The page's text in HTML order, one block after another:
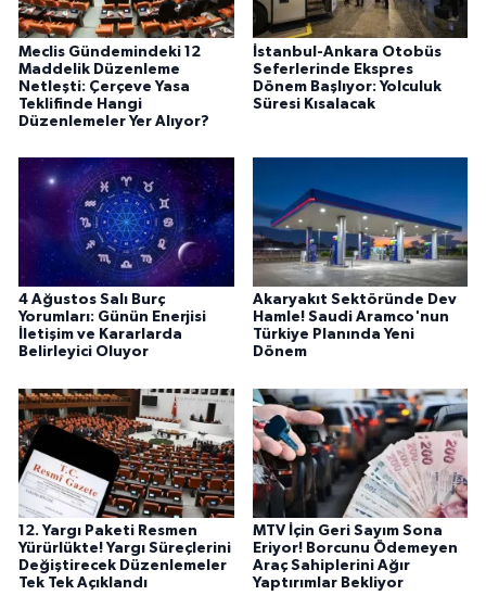
Meclis Gündemindeki 12
Maddelik Düzenleme
Netleşti: Çerçeve Yasa
Teklifinde Hangi
Düzenlemeler Yer Alıyor?
İstanbul-Ankara Otobüs
Seferlerinde Ekspres
Dönem Başlıyor: Yolculuk
Süresi Kısalacak
4 Ağustos Salı Burç
Yorumları: Günün Enerjisi
İletişim ve Kararlarda
Belirleyici Oluyor
Akaryakıt Sektöründe Dev
Hamle! Saudi Aramco'nun
Türkiye Planında Yeni
Dönem
12. Yargı Paketi Resmen
Yürürlükte! Yargı Süreçlerini
Değiştirecek Düzenlemeler
Tek Tek Açıklandı
MTV İçin Geri Sayım Sona
Eriyor! Borcunu Ödemeyen
Araç Sahiplerini Ağır
Yaptırımlar Bekliyor